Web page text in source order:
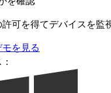
可を得てデバイスを監
モを見る